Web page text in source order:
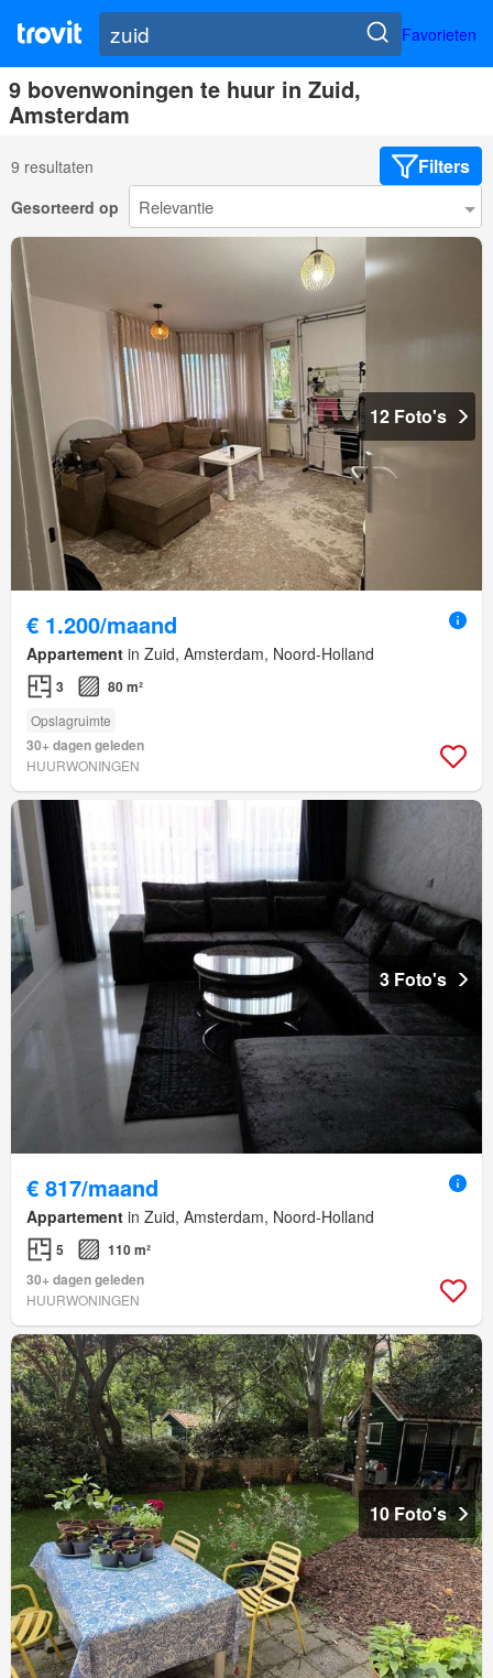
Favorieten
9 bovenwoningen te huur in Zuid,
Amsterdam
9 resultaten Filters
Gesorteerd op
12 Foto's
€ 1.200/maand
Appartement in Zuid, Amsterdam, Noord-Holland
3 80 m²
Opslagruimte
30+ dagen geleden
HUURWONINGEN
3 Foto's
€ 817/maand
Appartement in Zuid, Amsterdam, Noord-Holland
5
110 m²
30+ dagen geleden
HUURWONINGEN
10 Foto's